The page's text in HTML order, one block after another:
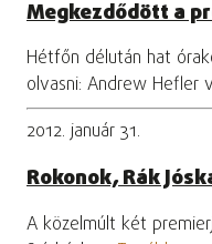
Megkezdődött a
Hétfőn délután hat
olvasni: Andrew Hefler
2012. január 31.
Rokonok, Rák
A közelmúlt két